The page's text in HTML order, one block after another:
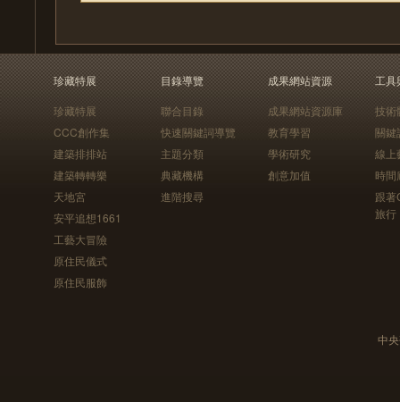
珍藏特展
珍藏特展
CCC創作集
建築排排站
建築轉轉樂
天地宮
安平追想1661
工藝大冒險
原住民儀式
原住民服飾
目錄導覽
聯合目錄
快速關鍵詞導覽
主題分類
典藏機構
進階搜尋
成果網站資源
成果網站資源庫
教育學習
學術研究
創意加值
工具
技術
關鍵
線上
時間
跟
旅行
中